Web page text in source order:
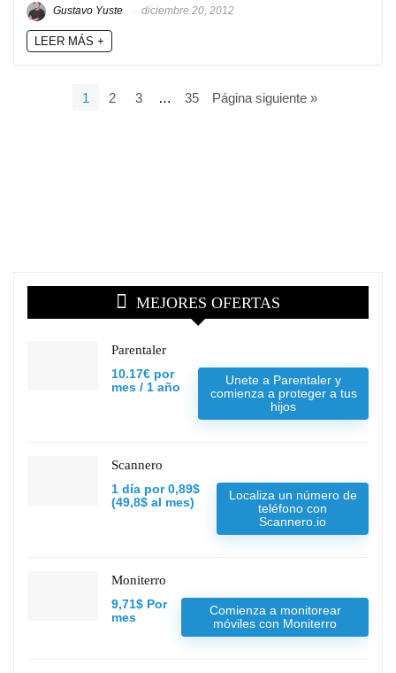
Gustavo Yuste diciembre 20, 2012
LEER MÁS +
1 2 3 … 35 Página siguiente »
MEJORES OFERTAS
Parentaler
10.17€ por
mes / 1 año
Unete a Parentaler y
comienza a proteger a tus
hijos
Scannero
1 día por 0,89$
(49,8$ al mes)
Localiza un número de
teléfono con
Scannero.io
Moniterro
9,71$ Por
mes
Comienza a monitorear
móviles con Moniterro